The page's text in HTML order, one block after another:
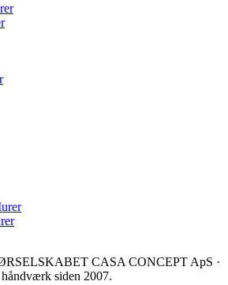
CASA CONCEPT ApS ·
siden 2007.